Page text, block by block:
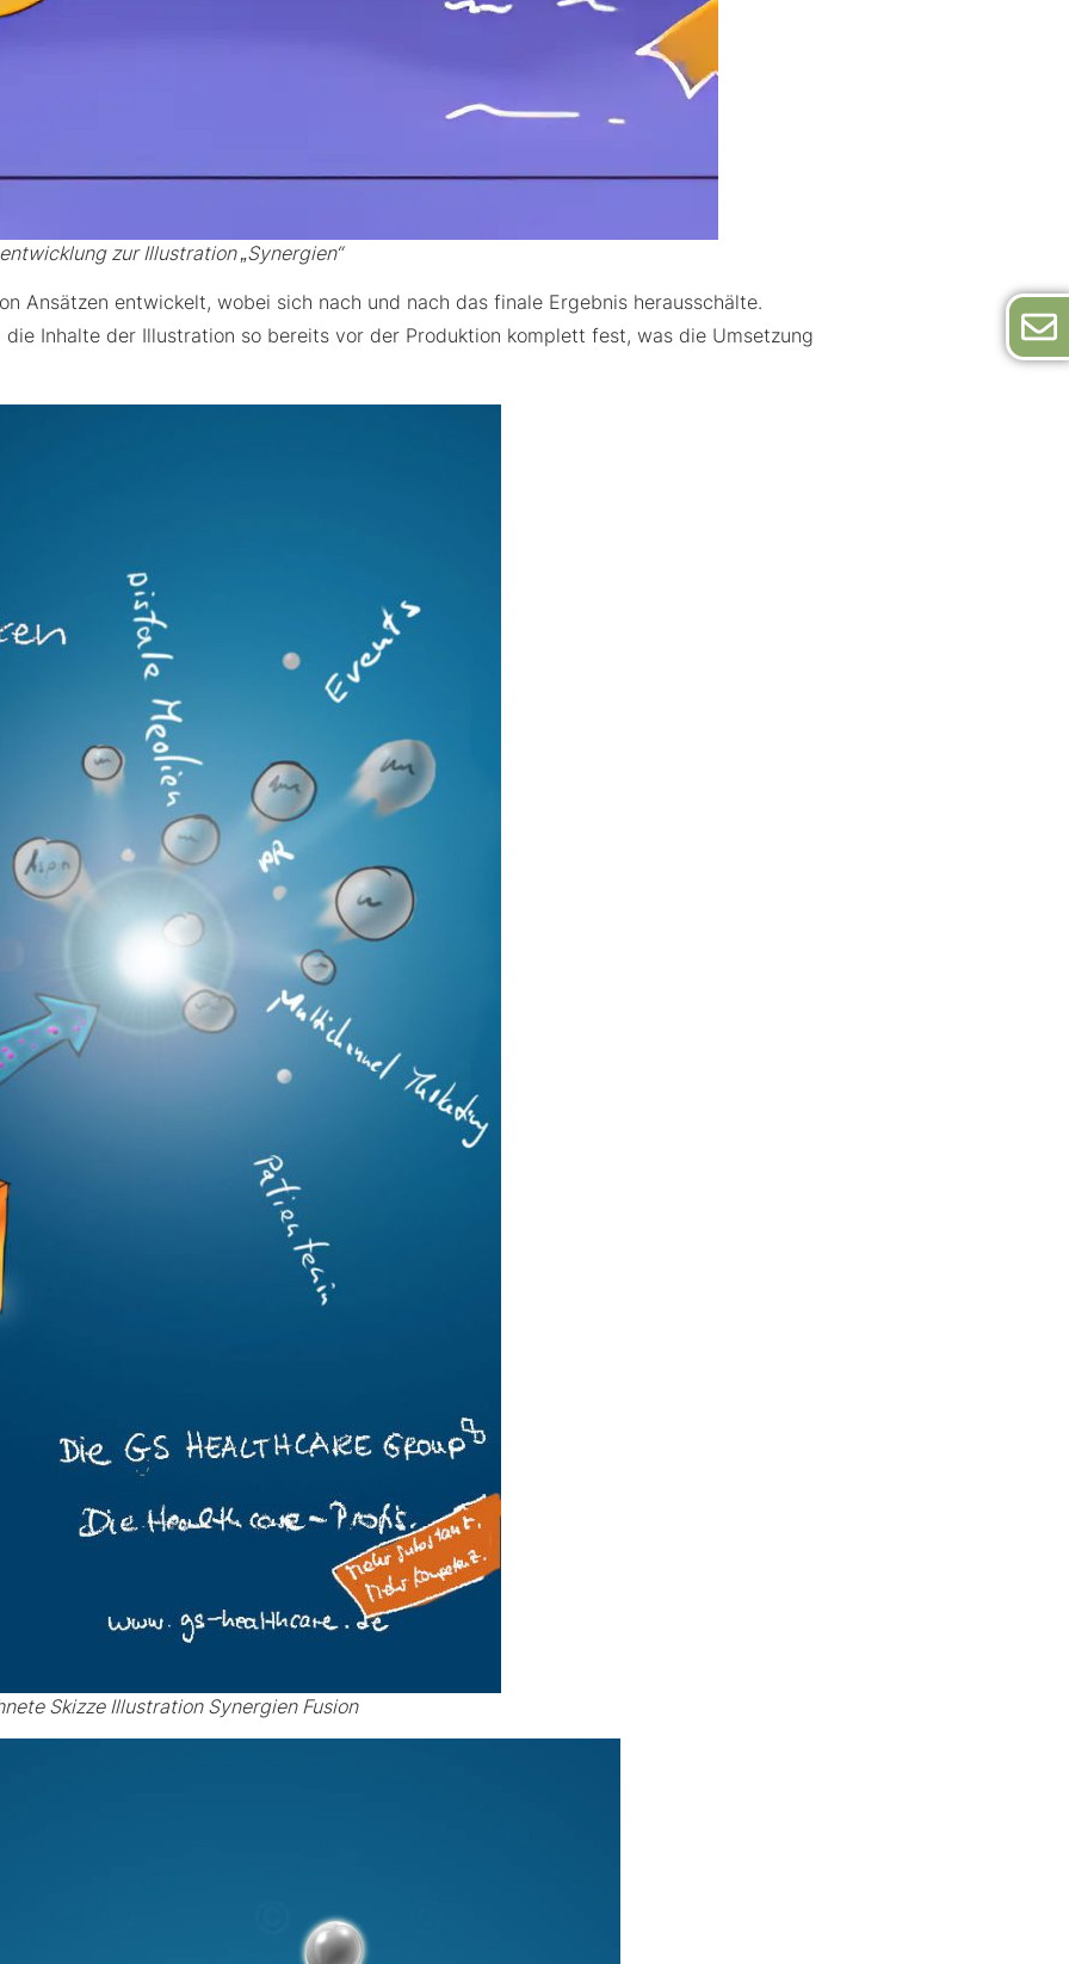
zur Illustration „Synergien“
Ansätzen entwickelt, wobei sich nach und nach das finale Ergebnis herausschälte.
Inhalte der Illustration so bereits vor der Produktion komplett fest, was die Umsetzung
Skizze Illustration Synergien Fusion